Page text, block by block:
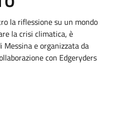
la riflessione su un mondo
la crisi climatica, è
Messina e organizzata da
con Edgeryders